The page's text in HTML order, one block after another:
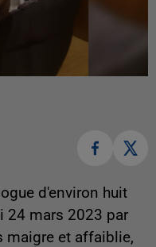
d'environ huit
24 mars 2023 par
maigre et affaiblie,